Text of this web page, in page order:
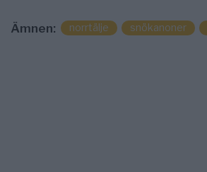
Ämnen: norrtälje snökanoner